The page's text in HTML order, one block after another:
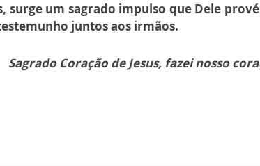
surge um sagrado impulso que Dele
juntos aos irmãos.
Sagrado Coração de Jesus, fazei nosso